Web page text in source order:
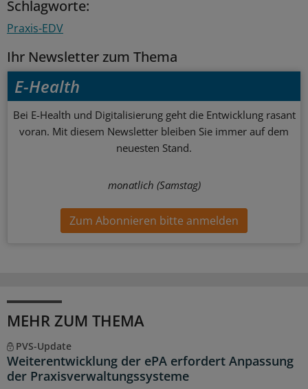
Schlagworte:
Praxis-EDV
Ihr Newsletter zum Thema
E-Health
Bei E-Health und Digitalisierung geht die Entwicklung rasant
voran. Mit diesem Newsletter bleiben Sie immer auf dem
neuesten Stand.
monatlich (Samstag)
Zum Abonnieren bitte anmelden
MEHR ZUM THEMA
PVS-Update
Weiterentwicklung der ePA erfordert Anpassung
der Praxisverwaltungssysteme